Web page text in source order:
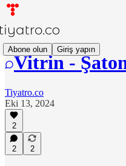
Abone olun Giriş yapın
Vitrin -
Tiyatro.co
Eki 13, 2024
2
2 2